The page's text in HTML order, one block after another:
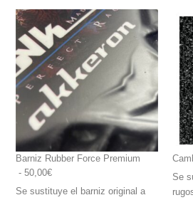
Barniz Rubber Force Premium
- 50,00€
Se sustituye el barniz original a
Se